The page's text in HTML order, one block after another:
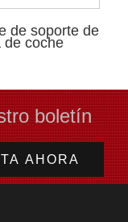
de soporte de
de coche
boletín